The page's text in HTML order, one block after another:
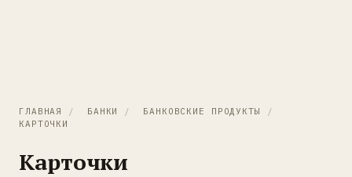
ГЛАВНАЯ / БАНКИ / БАНКОВСКИЕ ПРОДУКТЫ
/
КАРТОЧКИ
Карточки